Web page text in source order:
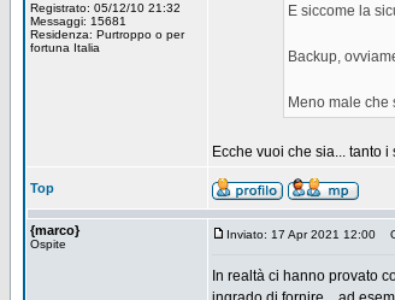
Registrato: 05/12/10 21:32
Messaggi: 15681
Residenza: Purtroppo o per
fortuna Italia
E siccome la
Backup,
Meno male che
Ecche vuoi che sia... tanto
Top
{marco}
Ospite
Inviato: 17 Apr 2021 12:00
In realtà ci hanno provato